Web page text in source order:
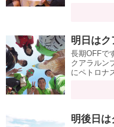
明日はク
長期OFFで
クアラルン
にペトロナ
明後日は